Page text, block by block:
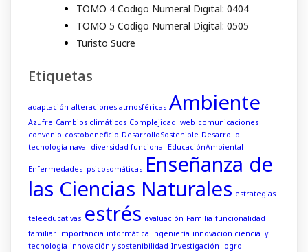
TOMO 4 Codigo Numeral Digital: 0404
TOMO 5 Codigo Numeral Digital: 0505
Turisto Sucre
Etiquetas
adaptación alteraciones atmosféricas Ambiente
Azufre Cambios climáticos Complejidad web comunicaciones
convenio costobeneficio DesarrolloSostenible Desarrollo
tecnología naval diversidad funcional EducaciónAmbiental
Enfermedades psicosomáticas Enseñanza de
las Ciencias Naturales estrategias
teleeducativas estrés evaluación Familia funcionalidad
familiar Importancia informática ingeniería innovación ciencia y
tecnología innovación y sostenibilidad Investigación logro